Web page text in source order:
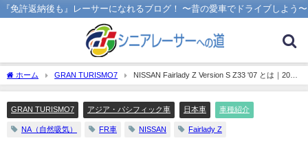
『免許返納後も』レーサーになれるブログ！ 〜昔の愛車でドライブしよう〜
ホーム GRAN TURISMO7
NISSAN Fairlady Z Version S Z33 '07 とは｜2002
年"日産復活の旗印"5代目・北米350Zの物語とスペック・中古相場・GT7での乗り方
GRAN TURISMO7 アジア・パシフィック車 日本車 車種紹介
NA（自然吸気） FR車 NISSAN Fairlady Z